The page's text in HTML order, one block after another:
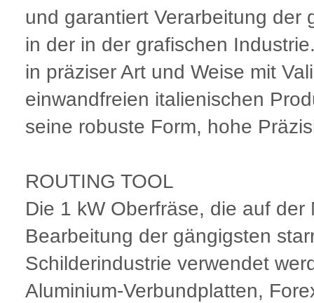
und garantiert Verarbeitung der
in der in der grafischen
in präziser Art und Weise mit
einwandfreien italienischen
seine robuste Form, hohe
ROUTING TOOL
Die 1 kW Oberfräse, die auf
Bearbeitung der gängigsten
Schilderindustrie verwendet
Aluminium-Verbundplatten,